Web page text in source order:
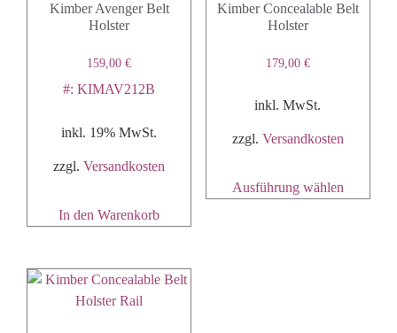
Kimber Avenger Belt
Holster
159,00€
#: KIMAV212B
inkl. 19% MwSt.
zzgl.Versandkosten
In den Warenkorb
Kimber Concealable Belt
Holster
179,00 €
inkl. MwSt.
zzgl. Versandkosten
Ausführung wählen